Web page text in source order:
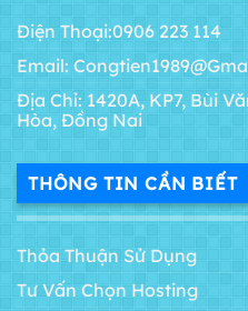
Điện Thoại:0906 223 114
Email:
Địa Chỉ: 1420A, KP7, Bùi
Hòa, Đồng Nai
THÔNG TIN CẦN BIẾT
Thỏa Thuận Sử Dụng
Tư Vấn Chọn Hosting